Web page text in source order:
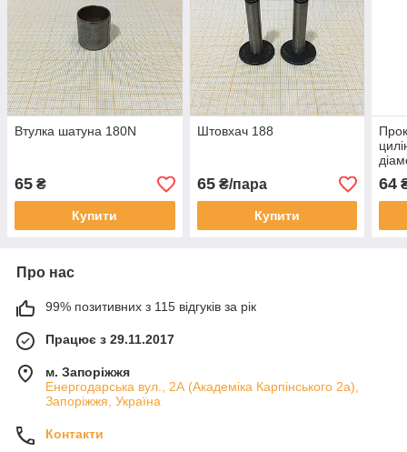
Втулка шатуна 180N
65 ₴
Купити
Штовхач 188
65₴/пара
Купити
64
Про нас
99% позитивних з 115 відгуків за рік
Працює з 29.11.2017
м. Запоріжжя
Енергодарська вул., 2А (Академіка Карпінського 2а),
Запоріжжя, Україна
Контакти